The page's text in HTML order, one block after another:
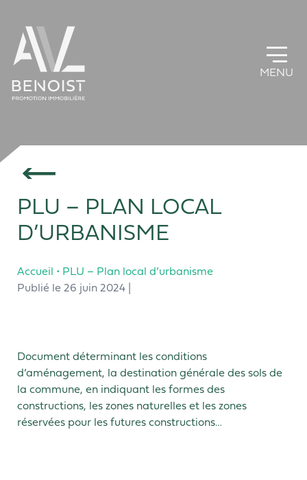
PLU – PLAN LOCAL
D’URBANISME
Accueil • PLU – Plan local d’urbanisme
Publié le 26 juin 2024 |
Document déterminant les conditions
d’aménagement, la destination générale des sols de
la commune, en indiquant les formes des
constructions, les zones naturelles et les zones
réservées pour les futures constructions…